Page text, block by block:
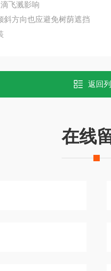
飞溅影响
斜方向也应避免树荫遮挡
返回
在线